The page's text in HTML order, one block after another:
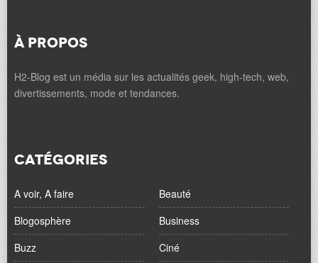
À PROPOS
H2-Blog est un média sur les actualités geek, high-tech, web,
divertissements, mode et tendances.
CATÉGORIES
A voir, A faire
Beauté
Blogosphère
Business
Buzz
Ciné